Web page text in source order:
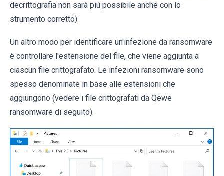
decrittografia non sarà più possibile anche con lo
strumento corretto).
Un altro modo per identificare un'infezione da ransomware
è controllare l'estensione del file, che viene aggiunta a
ciascun file crittografato. Le infezioni ransomware sono
spesso denominate in base alle estensioni che
aggiungono (vedere i file crittografati da Qewe
ransomware di seguito).